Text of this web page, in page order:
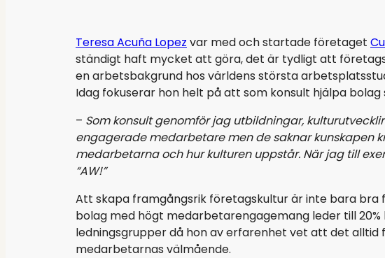
Teresa Acuña Lopez var med och startade företaget
ständigt haft mycket att göra, det är tydligt att
en arbetsbakgrund hos världens största
Idag fokuserar hon helt på att som konsult hjälpa
– Som konsult genomför jag utbildningar,
engagerade medarbetare men de saknar kunskapen
medarbetarna och hur kulturen uppstår. När jag till
“AW!”
Att skapa framgångsrik företagskultur är inte bara bra
bolag med högt medarbetarengagemang leder till
ledningsgrupper då hon av erfarenhet vet att det alltid
medarbetarnas välmående.